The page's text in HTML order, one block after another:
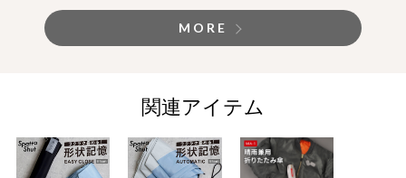
MORE
関連アイテム